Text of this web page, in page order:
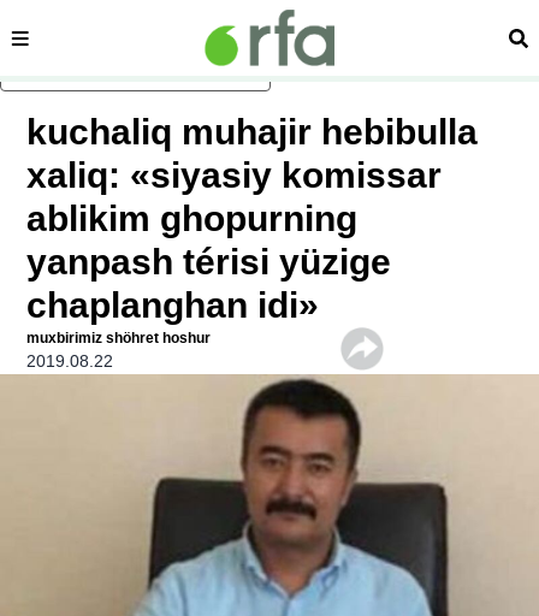
asasliq mezmungha atlang
sehipe
kuchaliq muhajir hebibulla
xaliq: «siyasiy komissar
ablikim ghopurning
yanpash térisi yüzige
chaplanghan idi»
muxbirimiz shöhret hoshur
2019.08.22